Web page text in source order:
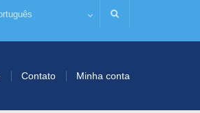
Contato Minha conta